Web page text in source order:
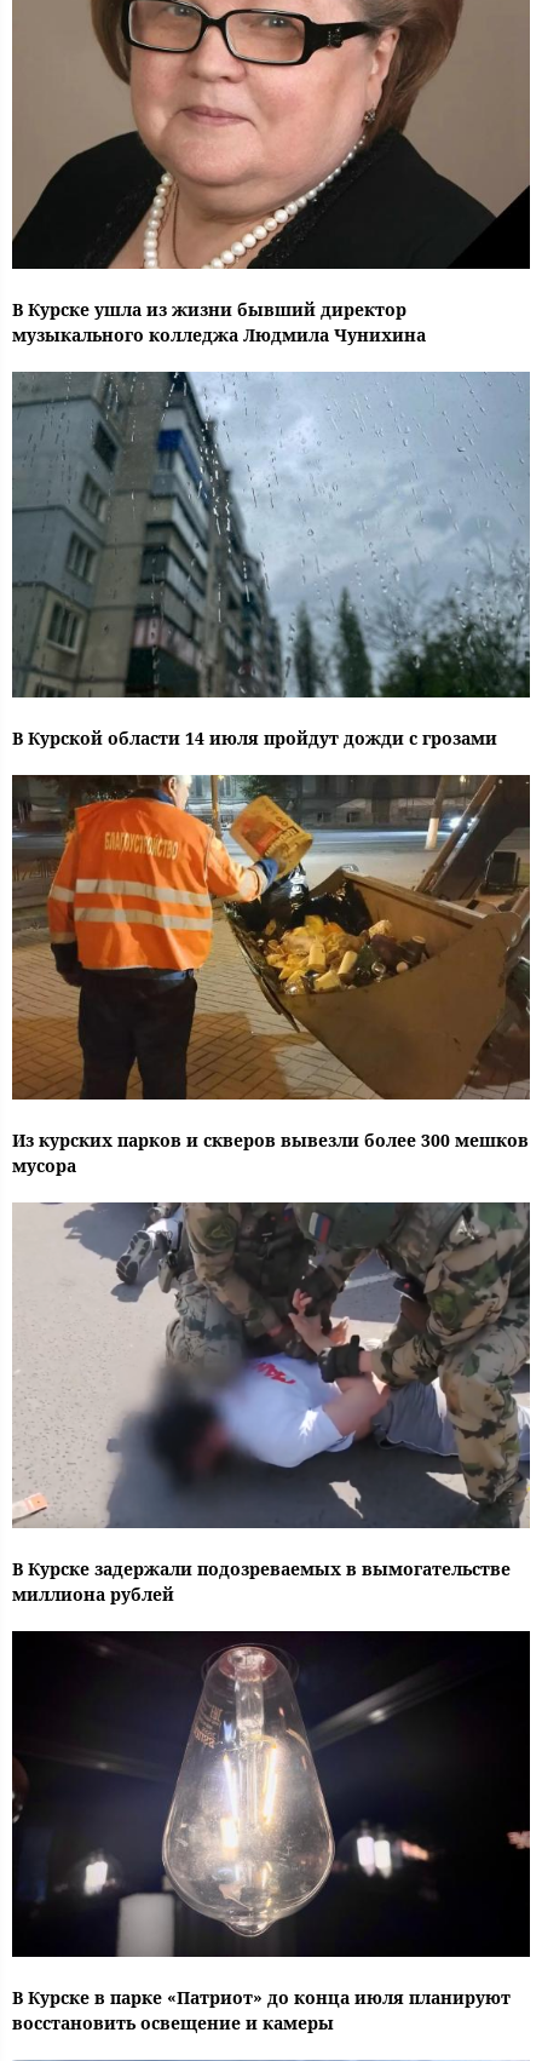
В Курске ушла из жизни бывший директор
музыкального колледжа Людмила Чунихина
В Курской области 14 июля пройдут дожди с грозами
Из курских парков и скверов вывезли более 300 мешков
мусора
В Курске задержали подозреваемых в вымогательстве
миллиона рублей
В Курске в парке «Патриот» до конца июля планируют
восстановить освещение и камеры